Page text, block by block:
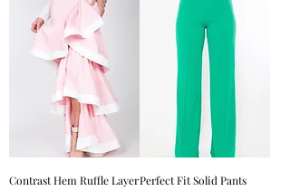
Contrast Hem Ruffle LayerPerfect Fit Solid Pants